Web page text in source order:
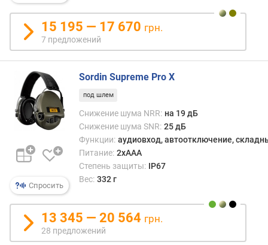
15 195 — 17 670 грн.
7 предложений
Спросить
Sordin Supreme Pro X
под шлем
Снижение шума NRR: на 19 дБ
Снижение шума SNR: 25 дБ
Функции: аудиовход, автоотключение,
Питание: 2xAAA
Степень защиты: IP67
Вес: 332 г
13 345 — 20 564 грн.
28 предложений